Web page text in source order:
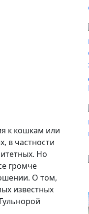
к кошкам или
в частности
Но
громче
О том,
известных